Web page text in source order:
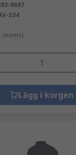
0697
S34
moms)
Lägg i korgen